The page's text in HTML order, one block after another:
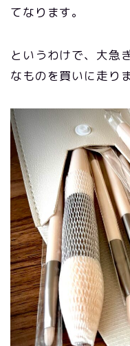
てなります。
というわけで、大急
なものを買いに走り